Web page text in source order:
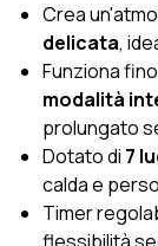
Crea
delicata,
Funziona
modalità
prolungato
Dotato di 7
calda e
Timer